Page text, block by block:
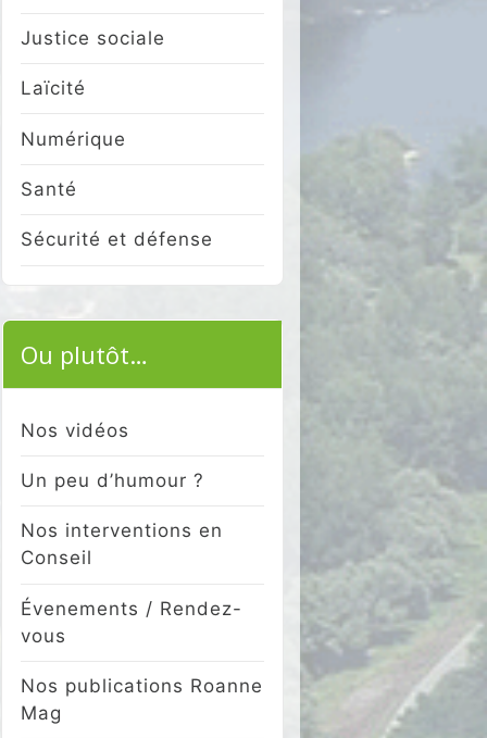
Justice sociale
Laïcité
Numérique
Santé
Sécurité et défense
Ou plutôt…
Nos vidéos
Un peu d’humour ?
Nos interventions en
Conseil
Évenements / Rendez-
vous
Nos publications Roanne
Mag